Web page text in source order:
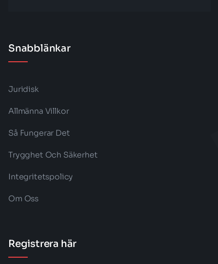
Snabblänkar
Juridisk
Allmänna Villkor
Så Fungerar Det
Trygghet Och Säkerhet
Integritetspolicy
Om Oss
Registrera här